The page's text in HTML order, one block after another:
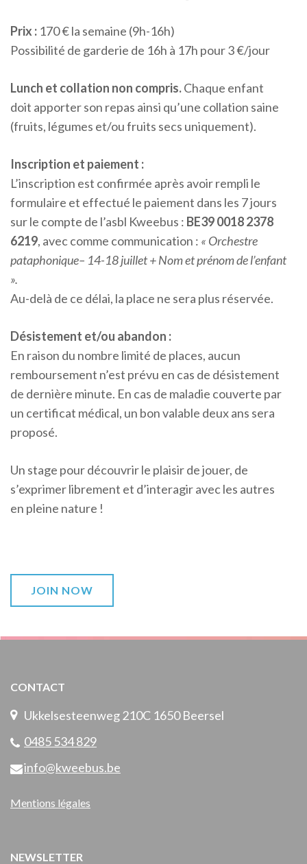
Prix : 170 € la semaine (9h-16h)
Possibilité de garderie de 16h à 17h pour 3 €/jour
Lunch et collation non compris.Chaque enfant
doit apporter son repas ainsi qu’une collation saine
(fruits, légumes et/ou fruits secs uniquement).
Inscription et paiement :
L’inscription est confirmée après avoir rempli le
formulaire et effectué le paiement dans les 7 jours
sur le compte de l’asbl Kweebus : BE39 0018 2378
6219, avec comme communication : « Orchestre
pataphonique– 14-18 juillet + Nom et prénom de l’enfant
».
Au-delà de ce délai, la place ne sera plus réservée.
Désistement et/ou abandon :
En raison du nombre limité de places, aucun
remboursement n’est prévu en cas de désistement
de dernière minute. En cas de maladie couverte par
un certificat médical, un bon valable deux ans sera
proposé.
Un stage pour découvrir le plaisir de jouer, de
s’exprimer librement et d’interagir avec les autres
en pleine nature !
JOIN NOW
CONTACT
Ukkelsesteenweg 210C 1650 Beersel
0485 534 829
info@kweebus.be
Mentions légales
NEWSLETTER